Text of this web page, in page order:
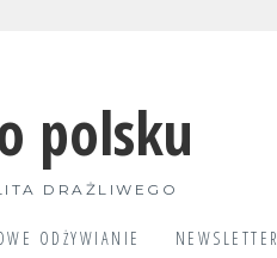
polsku
DRAŻLIWEGO
ODŻYWIANIE NEWSLETTER